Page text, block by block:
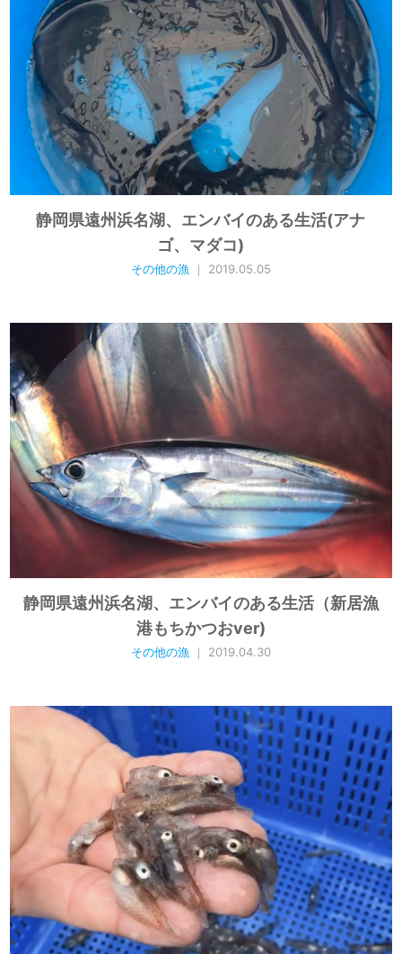
静岡県遠州浜名湖、エンバイのある生活(アナ
ゴ、マダコ)
その他の漁 ｜ 2019.05.05
静岡県遠州浜名湖、エンバイのある生活（新居漁
港もちかつおver)
その他の漁 ｜ 2019.04.30